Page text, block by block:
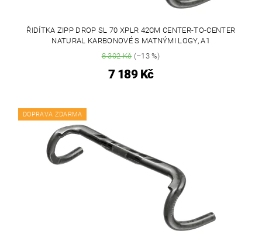
ŘIDÍTKA ZIPP DROP SL 70 XPLR 42CM CENTER-TO-CENTER
NATURAL KARBONOVÉ S MATNÝMI LOGY, A1
8 302 Kč(–13 %)
7 189 Kč
DOPRAVA ZDARMA